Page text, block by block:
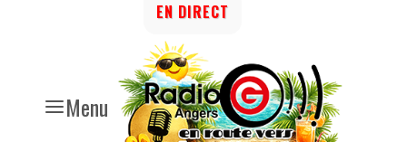
Menu
EN DIRECT